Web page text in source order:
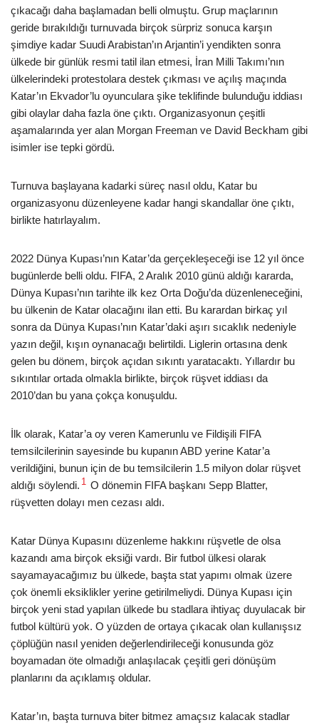
çıkacağı daha başlamadan belli olmuştu. Grup maçlarının
geride bırakıldığı turnuvada birçok sürpriz sonuca karşın
şimdiye kadar Suudi Arabistan’ın Arjantin’i yendikten sonra
ülkede bir günlük resmi tatil ilan etmesi, İran Milli Takımı’nın
ülkelerindeki protestolara destek çıkması ve açılış maçında
Katar’ın Ekvador’lu oyunculara şike teklifinde bulunduğu iddiası
gibi olaylar daha fazla öne çıktı. Organizasyonun çeşitli
aşamalarında yer alan Morgan Freeman ve David Beckham gibi
isimler ise tepki gördü.
Turnuva başlayana kadarki süreç nasıl oldu, Katar bu
organizasyonu düzenleyene kadar hangi skandallar öne çıktı,
birlikte hatırlayalım.
2022 Dünya Kupası’nın Katar’da gerçekleşeceği ise 12 yıl önce
bugünlerde belli oldu. FIFA, 2 Aralık 2010 günü aldığı kararda,
Dünya Kupası’nın tarihte ilk kez Orta Doğu’da düzenleneceğini,
bu ülkenin de Katar olacağını ilan etti. Bu karardan birkaç yıl
sonra da Dünya Kupası’nın Katar’daki aşırı sıcaklık nedeniyle
yazın değil, kışın oynanacağı belirtildi. Liglerin ortasına denk
gelen bu dönem, birçok açıdan sıkıntı yaratacaktı. Yıllardır bu
sıkıntılar ortada olmakla birlikte, birçok rüşvet iddiası da
2010’dan bu yana çokça konuşuldu.
İlk olarak, Katar’a oy veren Kamerunlu ve Fildişili FIFA
temsilcilerinin sayesinde bu kupanın ABD yerine Katar’a
verildiğini, bunun için de bu temsilcilerin 1.5 milyon dolar rüşvet
aldığı söylendi. 1
O dönemin FIFA başkanı Sepp Blatter,
rüşvetten dolayı men cezası aldı.
Katar Dünya Kupasını düzenleme hakkını rüşvetle de olsa
kazandı ama birçok eksiği vardı. Bir futbol ülkesi olarak
sayamayacağımız bu ülkede, başta stat yapımı olmak üzere
çok önemli eksiklikler yerine getirilmeliydi. Dünya Kupası için
birçok yeni stad yapılan ülkede bu stadlara ihtiyaç duyulacak bir
futbol kültürü yok. O yüzden de ortaya çıkacak olan kullanışsız
çöplüğün nasıl yeniden değerlendirileceği konusunda göz
boyamadan öte olmadığı anlaşılacak çeşitli geri dönüşüm
planlarını da açıklamış oldular.
Katar’ın, başta turnuva biter bitmez amaçsız kalacak stadlar